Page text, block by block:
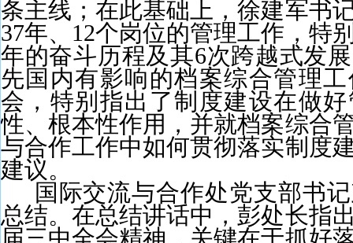
条主线；在此基础上，徐建军书
37年、12个岗位的管理工作，特
年的奋斗历程及其6次跨越式发
先国内有影响的档案综合管理
会，特别指出了制度建设在做
性、根本性作用，并就档案综合
与合作工作中如何贯彻落实制度
建议。
国际交流与合作处党支部书
总结。在总结讲话中，彭处长指